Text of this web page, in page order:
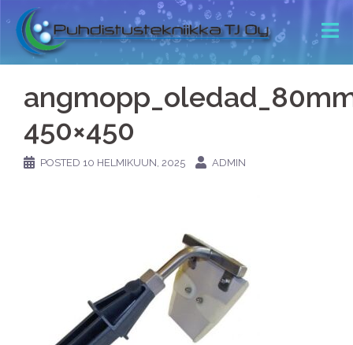
450×450
POSTED 10 HELMIKUUN, 2025 ADMIN